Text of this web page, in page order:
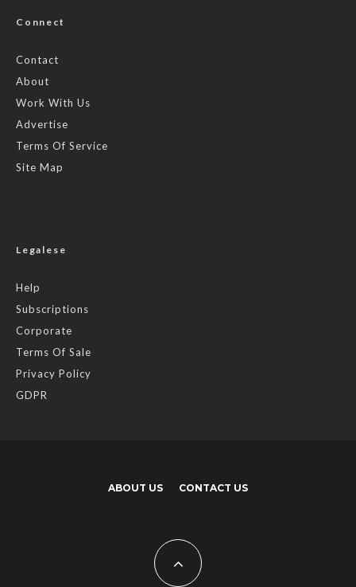
Connect
Contact
About
Work With Us
Advertise
Terms Of Service
Site Map
Legalese
Help
Subscriptions
Corporate
Terms Of Sale
Privacy Policy
GDPR
ABOUT US CONTACT US